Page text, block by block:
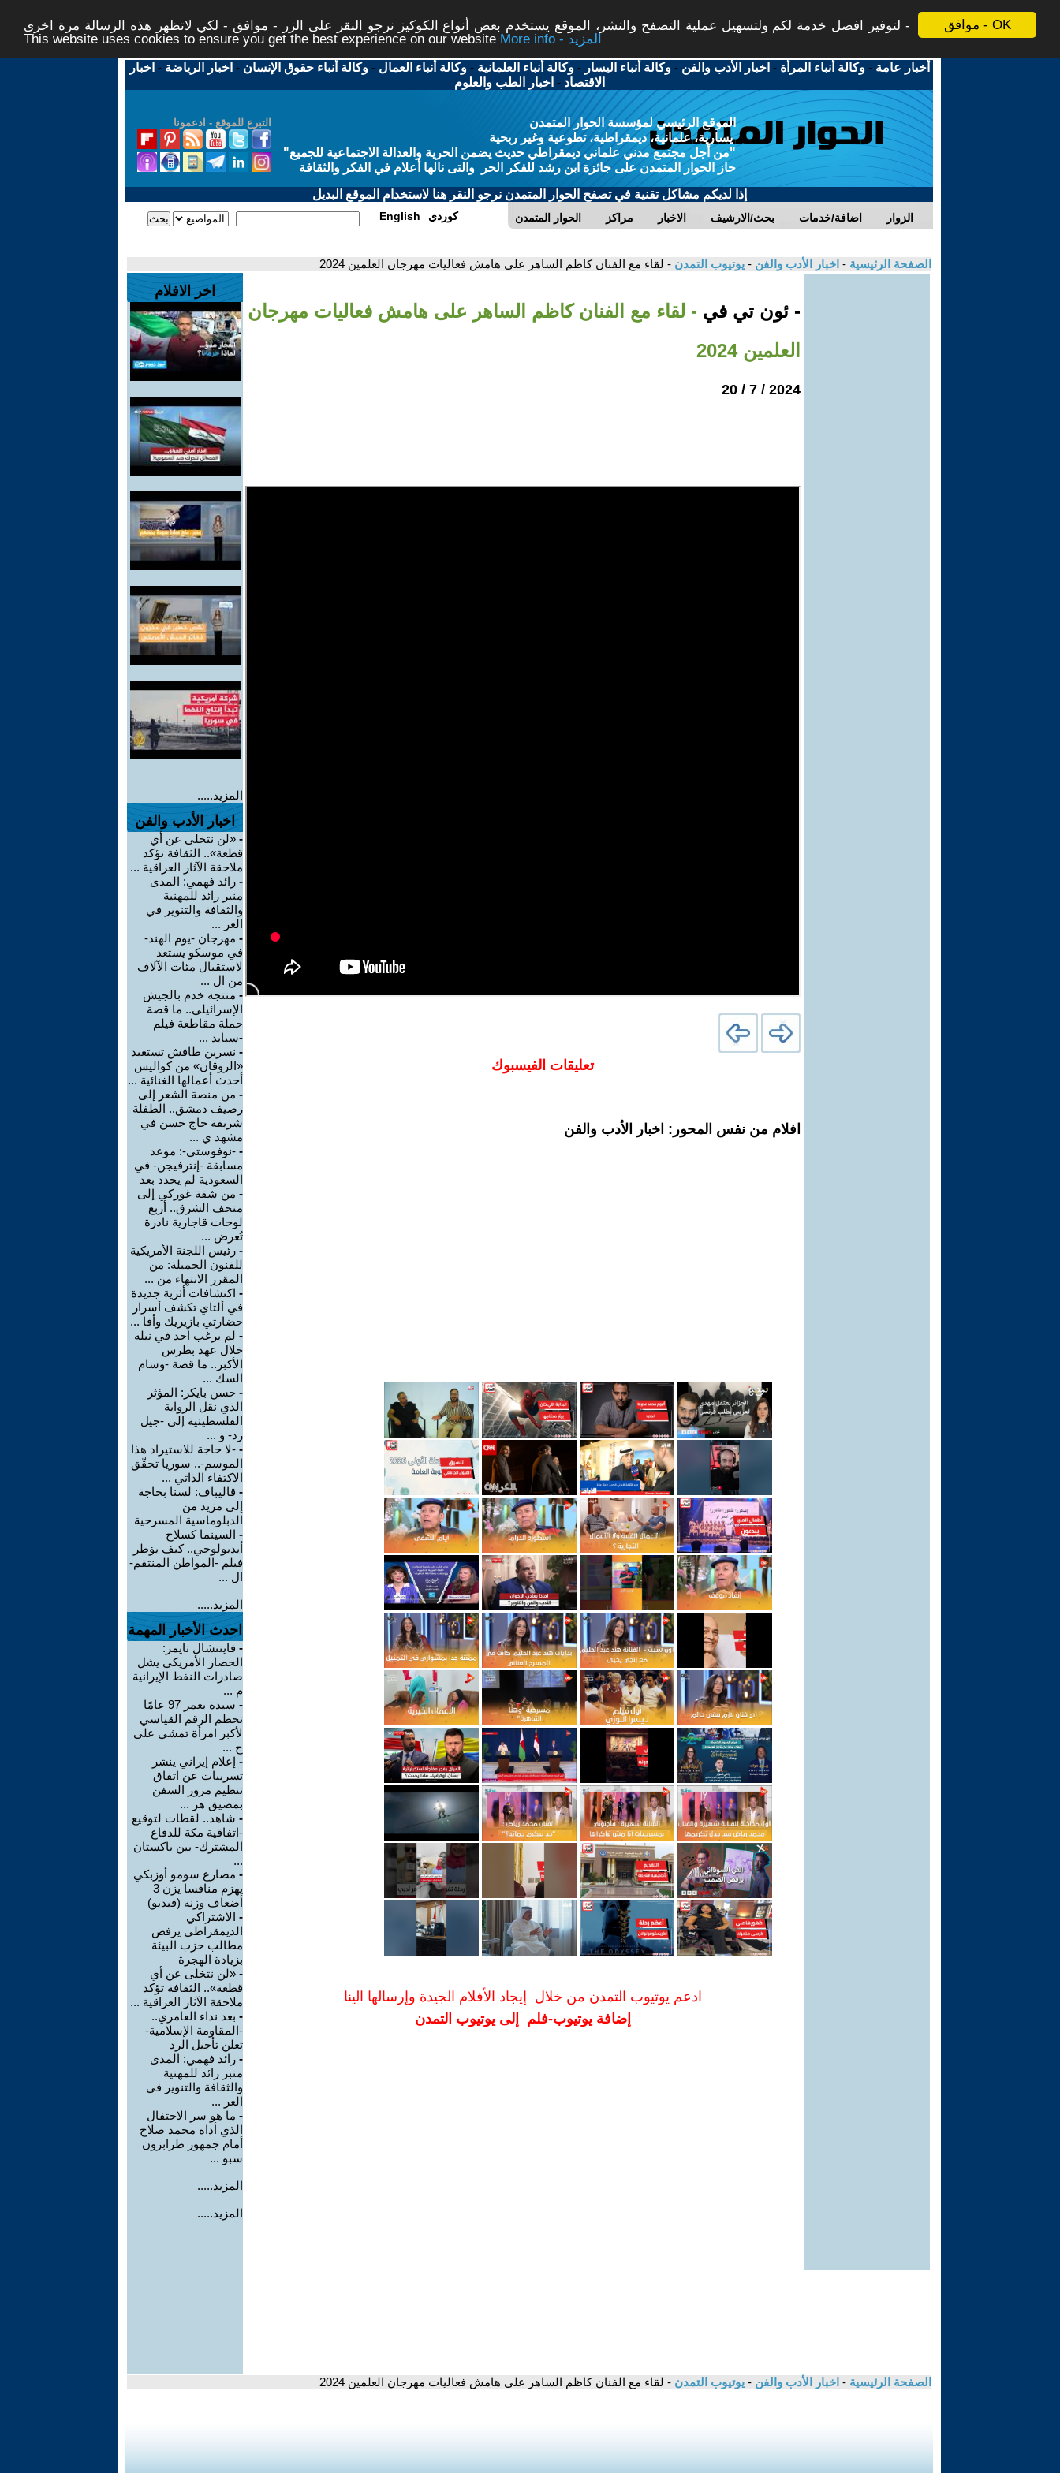
موافق - OK
لتوفير افضل خدمة لكم ولتسهيل عملية التصفح والنشر، الموقع يستخدم بعض أنواع الكوكيز نرجو النقر على الزر - موافق - لكي لاتظهر هذه الرسالة مرة اخرى -
This website uses cookies to ensure you get the best experience on our website
More info - المزيد
أخبار عامة -وكالة أنباء المرأة - اخبار الأدب والفن -وكالة أنباء اليسار -وكالة أنباء العلمانية -وكالة أنباء العمال -وكالة أنباء حقوق الإنسان - اخبار الرياضة - اخبار
الاقتصاد - اخبار الطب والعلوم
التبرع للموقع - ادعمونا
الموقع الرئيسي لمؤسسة الحوار المتمدن
يسارية، علمانية، ديمقراطية، تطوعية وغير ربحية
"من أجل مجتمع مدني علماني ديمقراطي حديث يضمن الحرية والعدالة الاجتماعية للجميع"
حاز الحوار المتمدن على جائزة ابن رشد للفكر الحر والتى نالها أعلام في الفكر والثقافة
إذا لديكم مشاكل تقنية في تصفح الحوار المتمدن نرجو النقر هنا لاستخدام الموقع البديل
الحوار المتمدن مراكز الاخبار بحث/الارشيف اضافة/خدمات الزوار English كوردي
الصفحة الرئيسية - اخبار الأدب والفن - يوتيوب التمدن - لقاء مع الفنان كاظم الساهر على هامش فعاليات مهرجان العلمين 2024
- ئون تي في - لقاء مع الفنان كاظم الساهر على هامش فعاليات مهرجان
العلمين 2024
2024 / 7 / 20
تعليقات الفيسبوك
افلام من نفس المحور: اخبار الأدب والفن
ادعم يوتيوب التمدن من خلال إيجاد الأفلام الجيدة وإرسالها الينا
إضافة يوتيوب-فلم إلى يوتيوب التمدن
اخر الافلام
المزيد.....
اخبار الأدب والفن
- «لن نتخلى عن أي
قطعة».. الثقافة تؤكد
ملاحقة الآثار العراقية ...
- رائد فهمي: المدى
منبر رائد للمهنية
والثقافة والتنوير في
العر ...
- مهرجان -يوم الهند-
في موسكو يستعد
لاستقبال مئات الآلاف
من ال ...
- منتجه خدم بالجيش
الإسرائيلي.. ما قصة
حملة مقاطعة فيلم
-سبايد ...
- نسرين طافش تستعيد
«الروقان» من كواليس
أحدث أعمالها الغنائية ...
- من منصة الشعر إلى
رصيف دمشق.. الطفلة
شريفة حاج حسن في
مشهد ي ...
- -نوفوستي-: موعد
مسابقة -إنترفيجن- في
السعودية لم يحدد بعد
- من شقة غوركي إلى
متحف الشرق.. أربع
لوحات قاجارية نادرة
تُعرض ...
- رئيس اللجنة الأمريكية
للفنون الجميلة: من
المقرر الانتهاء من ...
- اكتشافات أثرية جديدة
في ألتاي تكشف أسرار
حضارتي بازيريك وأفا ...
- لم يرغب أحد في نيله
خلال عهد بطرس
الأكبر.. ما قصة -وسام
السك ...
- حسن بايكر: المؤثر
الذي نقل الرواية
الفلسطينية إلى -جيل
زد- و ...
- -لا حاجة للاستيراد هذا
الموسم-.. سوريا تحقّق
الاكتفاء الذاتي ...
- قاليباف: لسنا بحاجة
إلى مزيد من
الدبلوماسية المسرحية
- السينما كسلاح
أيديولوجي.. كيف يؤطر
فيلم -المواطن المنتقم-
ال ...
المزيد.....
احدث الأخبار المهمة
- فايننشال تايمز:
الحصار الأمريكي يشل
صادرات النفط الإيرانية
م ...
-
سيدة بعمر 97 عامًا
تحطم الرقم القياسي
لأكبر امرأة تمشي على
ج ...
- إعلام إيراني ينشر
تسريبات عن اتفاق
تنظيم مرور السفن
بمضيق هر ...
- شاهد.. لقطات لتوقيع
-اتفاقية مكة للدفاع
المشترك- بين باكستان
...
- مصارع سومو أوزبكي
يهزم منافسا يزن 3
أضعاف وزنه (فيديو)
- الاشتراكي
الديمقراطي يرفض
مطالب حزب البيئة
بزيادة الهجرة
- «لن نتخلى عن أي
قطعة».. الثقافة تؤكد
ملاحقة الآثار العراقية ...
- بعد نداء العامري..
-المقاومة الإسلامية-
تعلن تأجيل الرد
- رائد فهمي: المدى
منبر رائد للمهنية
والثقافة والتنوير في
العر ...
- ما هو سر الاحتفال
الذي أداه محمد صلاح
أمام جمهور طرابزون
سبو ...
المزيد.....
المزيد.....
الصفحة الرئيسية - اخبار الأدب والفن - يوتيوب التمدن - لقاء مع الفنان كاظم الساهر على هامش فعاليات مهرجان العلمين 2024